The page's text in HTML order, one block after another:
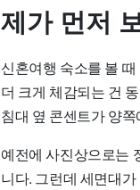
제가 먼저
신혼여행 숙소를 볼
더 크게 체감되는 건
침대 옆 콘센트가 양
예전에 사진상으로는
니다. 그런데 세면대